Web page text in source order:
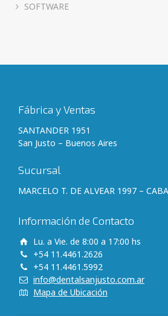
SOFTWARE
Fábrica y Ventas
SANTANDER 1951
San Justo – Buenos Aires
Sucursal
MARCELO T. DE ALVEAR 1997 – CABA
Información de Contacto
Lu. a Vie. de 8:00 a 17:00 hs
+54 11.4461.2626
+54 11.4461.5992
info@dentalsanjusto.com.ar
Mapa de Ubicación